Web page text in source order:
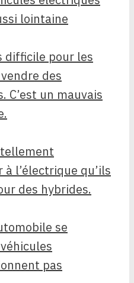
lointaine
difficile pour les
des
C’est un mauvais
l’électrique qu’ils
des hybrides.
se
pas